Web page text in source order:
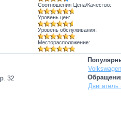
Соотношения Цена/Качество:
Уровень цен:
Уровень обслуживания:
Месторасположение:
Двигатель
32